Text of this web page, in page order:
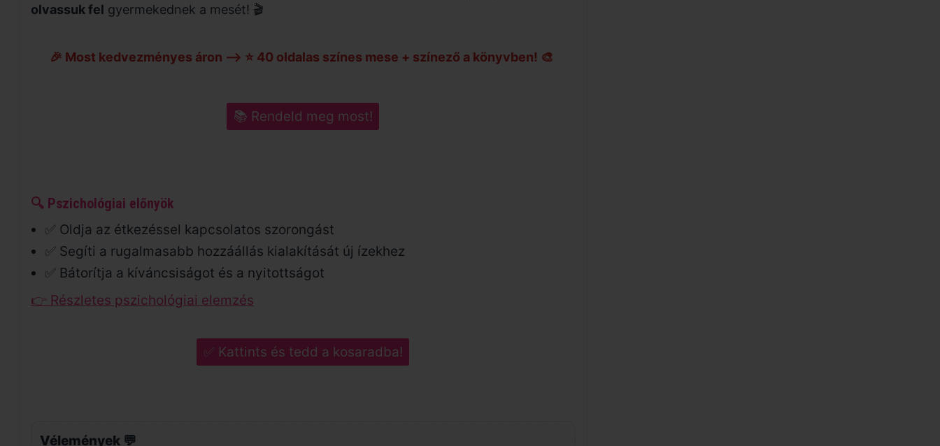
olvassuk fel gyermekednek a mesét! 🎬
🎉 Most kedvezményes áron –> ⭐ 40 oldalas színes mese + színező a könyvben! 🎨
📚 Rendeld meg most!
🔍 Pszichológiai előnyök
✅ Oldja az étkezéssel kapcsolatos szorongást
✅ Segíti a rugalmasabb hozzáállás kialakítását új ízekhez
✅ Bátorítja a kíváncsiságot és a nyitottságot
👉 Részletes pszichológiai elemzés
✅ Kattints és tedd a kosaradba!
Vélemények 💬